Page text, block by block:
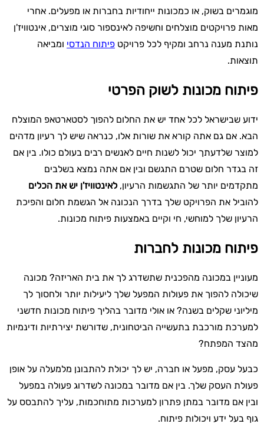
מוגמרים בשוק, או כמכונות ייחודיות בחברות או מפעלים. אחרי
מאות פרויקטים מוצלחים וחשיפה לאינספור סוגי מוצרים, אינטוויז'ן
נותנת מענה נרחב ומקיף לכל פרויקט פיתוח הנדסי ומביאה
תוצאות.
פיתוח מכונות לשוק הפרטי
ידוע שבישראל לכל אחד יש את החלום להפוך לסטארטאפ המוצלח
הבא. אם גם אתה קורא את שורות אלו, כנראה שיש לך רעיון מדהים
למוצר שלדעתך יכול לשנות חיים לאנשים רבים בעולם כולו. בין אם
זה בגדר חלום שטרם התגשם ובין אם אתה נמצא בשלבים
מתקדמים יותר של התגשמות הרעיון,לאינטוויז'ן יש את הכלים
להוביל את הפרויקט שלך בדרך הנכונה אל הגשמת חלום והפיכת
הרעיון שלך למוחשי, חי וקיים באמצעות פיתוח מכונות.
פיתוח מכונות לחברות
מעוניין במכונה מהפכנית שתשדרג לך את בית האריזה? מכונה
שיכולה להפוך את פעולות המפעל שלך ליעילות יותר ולחסוך לך
מיליוני שקלים בשנה? או אולי מדובר בהליך פיתוח מכונות חדשני
למערכת מורכבת בתעשייה הביטחונית, שדורשת יצירתיות ודינמיות
מהצד המפתח?
כבעל עסק, מפעל או חברה, יש לך יכולת להתבונן מלמעלה על אופן
פעולת העסק שלך. בין אם מדובר במכונה לשדרוג פעולה במפעל
ובין אם מדובר במתן פתרון למערכות מתוחכמות, עליך להתבסס על
גוף בעל ידע ויכולות פיתוח.